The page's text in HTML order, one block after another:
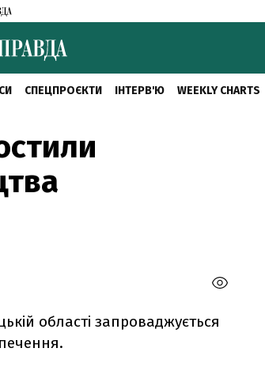
СПЕЦПРОЄКТИ ІНТЕРВ'Ю WEEKLY CHARTS
області запроваджується